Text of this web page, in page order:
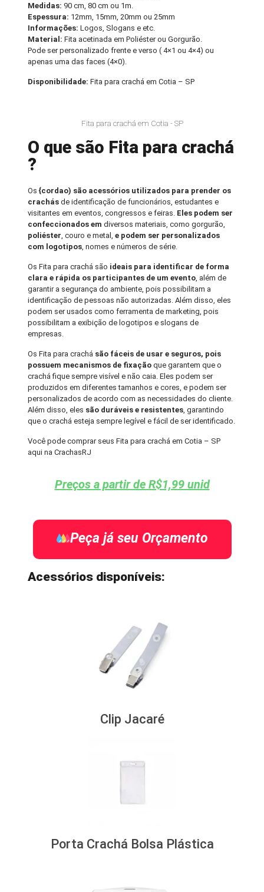
Medidas: 90 cm, 80 cm ou 1m.
Espessura: 12mm, 15mm, 20mm ou 25mm
Informações:Logos, Slogans e etc.
Material: Fita acetinada em Poliéster ou Gorgurão.
Pode ser personalizado frente e verso ( 4×1 ou 4×4) ou
apenas uma das faces (4×0).
Disponibilidade:Fita para crachá em Cotia – SP
Fita para crachá em Cotia - SP
O que são Fita para crachá
?
Os {cordao) são acessórios utilizados para prender os
crachás de identificação de funcionários, estudantes e
visitantes em eventos, congressos e feiras. Eles podem ser
confeccionados emdiversos materiais, como gorgurão,
poliéster, couro e metal,e podem ser personalizados
com logotipos, nomes e números de série.
Os Fita para crachá são ideais para identificar de forma
clara e rápida os participantes de um evento, além de
garantir a segurança do ambiente, pois possibilitam a
identificação de pessoas não autorizadas. Além disso, eles
podem ser usados como ferramenta de marketing, pois
possibilitam a exibição de logotipos e slogans de
empresas.
Os Fita para crachá são fáceis de usar e seguros, pois
possuem mecanismos de fixação que garantem que o
crachá fique sempre visível e não caia. Eles podem ser
produzidos em diferentes tamanhos e cores, e podem ser
personalizados de acordo com as necessidades do cliente.
Além disso, eles são duráveis e resistentes, garantindo
que o crachá esteja sempre legível e fácil de ser identificado.
Você pode comprar seus Fita para crachá em Cotia – SP
aqui na CrachasRJ
Preços a partir de R$1,99 unid
Peça já seu Orçamento
Acessórios disponíveis:
Clip Jacaré
Porta Crachá Bolsa Plástica